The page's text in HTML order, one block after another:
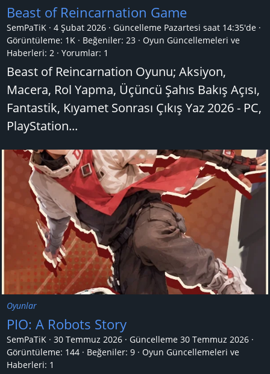
Beast of Reincarnation Game
SemPaTiK 4 Şubat 2026 Güncelleme Pazartesi saat 14:35'de
Görüntüleme: 1K
Beğeniler: 23
Oyun Güncellemeleri ve
Haberleri: 2 Yorumlar: 1
Beast of Reincarnation Oyunu; Aksiyon,
Macera, Rol Yapma, Üçüncü Şahıs Bakış Açısı,
Fantastik, Kıyamet Sonrası Çıkış Yaz 2026 - PC,
PlayStation...
Oyunlar
PIO: A Robots Story
SemPaTiK 30 Temmuz 2026 Güncelleme 30 Temmuz 2026
Görüntüleme: 144
Beğeniler: 9
Oyun Güncellemeleri ve
Haberleri: 1